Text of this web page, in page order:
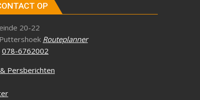
OP
20-22
Routeplanner
078-6762002
Persberichten